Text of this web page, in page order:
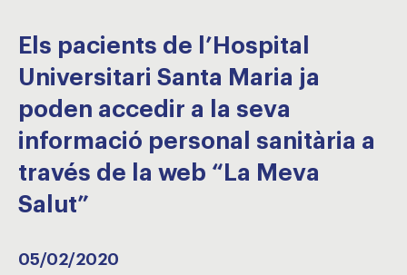
Els pacients de l’Hospital
Universitari Santa Maria ja
poden accedir a la seva
informació personal sanitària a
través de la web “La Meva
Salut”
05/02/2020